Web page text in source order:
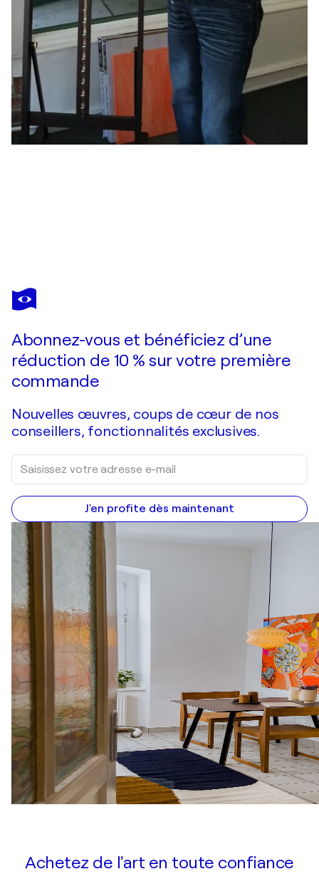
ALAN METZGER
Ruler of the Roost
Abonnez-vous et bénéficiez d’une
réduction de 10 % sur votre première
commande
Nouvelles œuvres, coups de cœur de nos
conseillers, fonctionnalités exclusives.
J'en profite dès maintenant
Achetez de l'art en toute confiance